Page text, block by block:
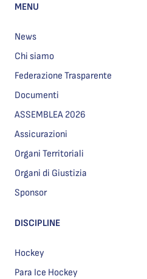
MENU
News
Chi siamo
Federazione Trasparente
Documenti
ASSEMBLEA 2026
Assicurazioni
Organi Territoriali
Organi di Giustizia
Sponsor
DISCIPLINE
Hockey
Para Ice Hockey